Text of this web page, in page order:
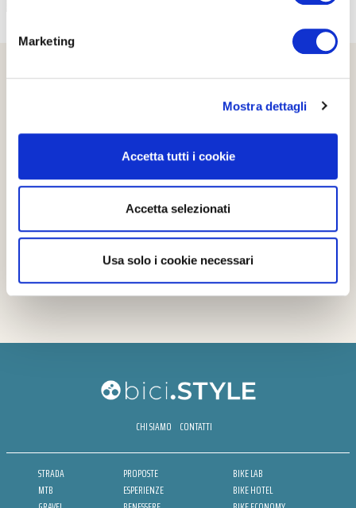
Marketing
Mostra dettagli
Accetta tutti i cookie
Accetta selezionati
Usa solo i cookie necessari
CHI SIAMO CONTATTI
STRADA
MTB
PROPOSTE
ESPERIENZE
BIKE LAB
BIKE HOTEL